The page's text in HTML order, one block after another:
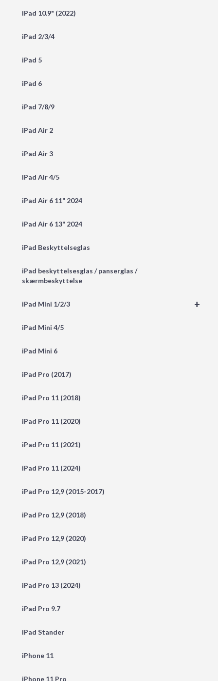
iPad 10.9" (2022)
iPad 2/3/4
iPad 5
iPad 6
iPad 7/8/9
iPad Air 2
iPad Air 3
iPad Air 4/5
iPad Air 6 11" 2024
iPad Air 6 13" 2024
iPad Beskyttelseglas
iPad beskyttelsesglas / panserglas /
skærmbeskyttelse
+
iPad Mini 1/2/3
iPad Mini 4/5
iPad Mini 6
iPad Pro (2017)
iPad Pro 11 (2018)
iPad Pro 11 (2020)
iPad Pro 11 (2021)
iPad Pro 11 (2024)
iPad Pro 12,9 (2015-2017)
iPad Pro 12,9 (2018)
iPad Pro 12,9 (2020)
iPad Pro 12,9 (2021)
iPad Pro 13 (2024)
iPad Pro 9.7
iPad Stander
iPhone 11
iPhone 11 Pro